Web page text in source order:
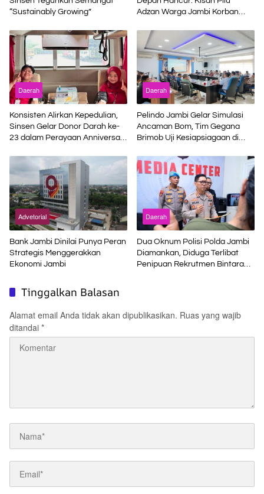
“Sustainably Growing”
Adzan Warga Jambi Korban
Daerah
Konsisten Alirkan Kepedulian,
Sinsen Gelar Donor Darah ke-
23 dalam Perayaan Anniversary
Daerah
Pelindo Jambi Gelar Simulasi
Ancaman Bom, Tim Gegana
Brimob Uji Kesiapsiagaan di
Advetorial
Bank Jambi Dinilai Punya Peran
Strategis Menggerakkan
Ekonomi Jambi
Daerah
Dua Oknum Polisi Polda Jambi
Diamankan, Diduga Terlibat
Penipuan Rekrutmen Bintara
Tinggalkan Balasan
Alamat email Anda tidak akan dipublikasikan. Ruas yang wajib
ditandai *